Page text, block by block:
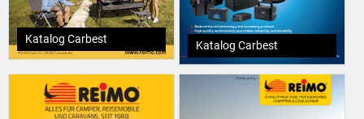
Katalog Carbest
Katalog Carbest